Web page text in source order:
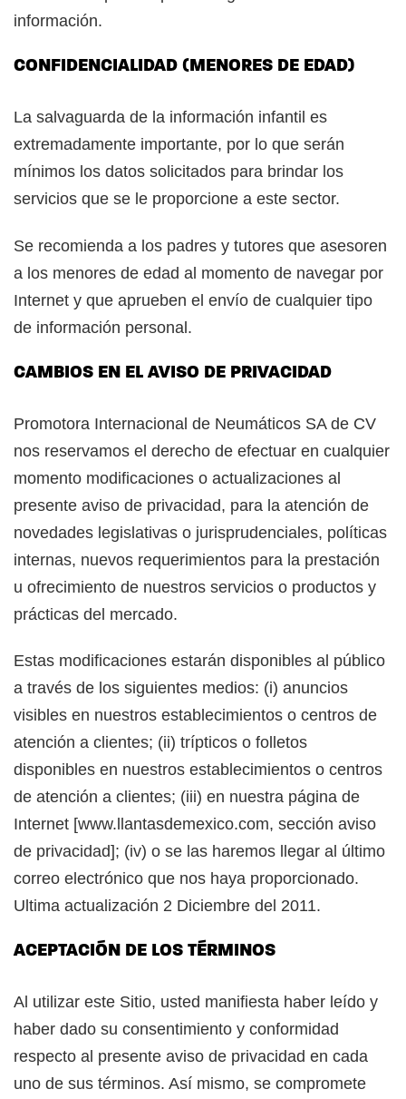
información.
CONFIDENCIALIDAD (MENORES DE EDAD)
La salvaguarda de la información infantil es
extremadamente importante, por lo que serán
mínimos los datos solicitados para brindar los
servicios que se le proporcione a este sector.
Se recomienda a los padres y tutores que asesoren
a los menores de edad al momento de navegar por
Internet y que aprueben el envío de cualquier tipo
de información personal.
CAMBIOS EN EL AVISO DE PRIVACIDAD
Promotora Internacional de Neumáticos SA de CV
nos reservamos el derecho de efectuar en cualquier
momento modificaciones o actualizaciones al
presente aviso de privacidad, para la atención de
novedades legislativas o jurisprudenciales, políticas
internas, nuevos requerimientos para la prestación
u ofrecimiento de nuestros servicios o productos y
prácticas del mercado.
Estas modificaciones estarán disponibles al público
a través de los siguientes medios: (i) anuncios
visibles en nuestros establecimientos o centros de
atención a clientes; (ii) trípticos o folletos
disponibles en nuestros establecimientos o centros
de atención a clientes; (iii) en nuestra página de
Internet [www.llantasdemexico.com, sección aviso
de privacidad]; (iv) o se las haremos llegar al último
correo electrónico que nos haya proporcionado.
Ultima actualización 2 Diciembre del 2011.
ACEPTACIÓN DE LOS TÉRMINOS
Al utilizar este Sitio, usted manifiesta haber leído y
haber dado su consentimiento y conformidad
respecto al presente aviso de privacidad en cada
uno de sus términos. Así mismo, se compromete